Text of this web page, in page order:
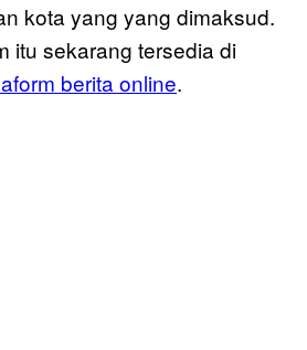
kota yang yang dimaksud.
itu sekarang tersedia di
berita online.